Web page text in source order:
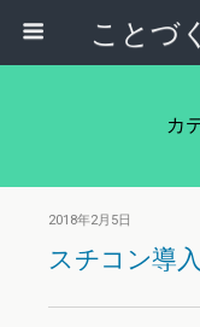
ことづ
カ
2018年2月5日
スチコン導入